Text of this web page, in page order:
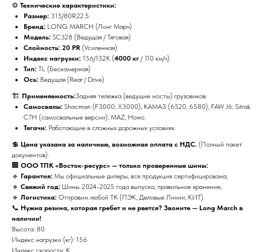
⚙️ Технические характеристики:
Размер: 315/80R22.5
Бренд: LONG MARCH (Лонг Марч)
Модель: SC328 (Ведущая / Тяговая)
Слойность: 20 PR (Усиленная)
Индекс нагрузки: 156/152K (4000 кг / 110 км/ч)
Тип: TL (Бескамерная)
Ось: Ведущая (Rear / Drive)
🏗️ Применяемость:Задняя тележка (ведущие мосты) грузовиков:
Самосвалы: Shacman (F3000, X3000), КАМАЗ (6520, 6580), FAW J6, Sitrak
C7H (самосвальные версии), MAZ, Howo.
Тягачи: Работающие в сложных дорожных условиях.
💲 Цена указана за наличные, возможная оплата с НДС. (Полный пакет
документов).
🏢 ООО ТПК «Восток-ресурс» — только проверенные шины:
🔹 Гарантия: Мы официальные дилеры, вся продукция сертифицирована;
🔹 Свежий год: Шины 2024-2025 года выпуска, правильное хранение;
🔹 Логистика: Отправим любой ТК (ПЭК, Деловые Линии, КИТ).
📞 Нужна резина, которая гребет и не рвется? Звоните — Long March в
наличии!
Высота: 80
Индекс нагрузки (кг): 156
Индекс скорости: K